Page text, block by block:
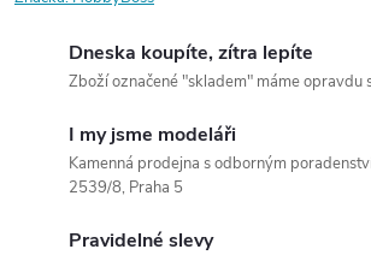
Dneska koupíte, zítra lepíte
Zboží označené "skladem" máme opravdu
I my jsme modeláři
Kamenná prodejna s odborným
2539/8, Praha 5
Pravidelné slevy